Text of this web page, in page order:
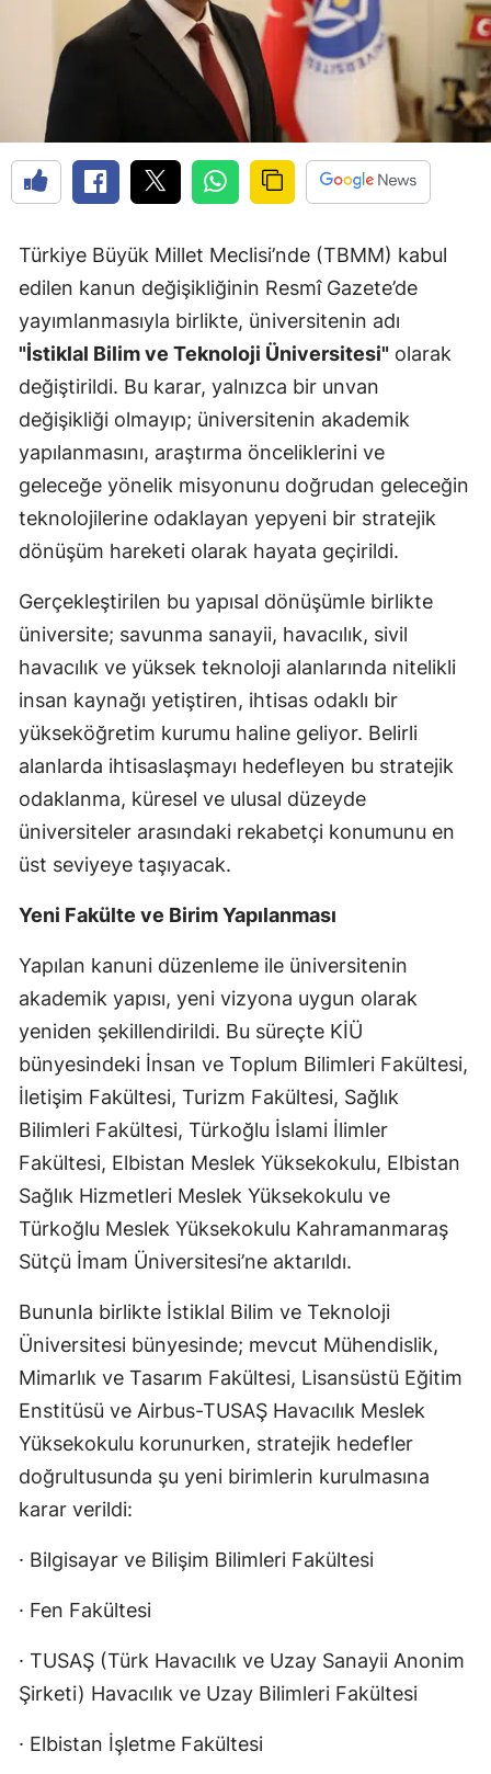
Türkiye Büyük Millet Meclisi’nde (TBMM) kabul
edilen kanun değişikliğinin Resmî Gazete’de
yayımlanmasıyla birlikte, üniversitenin adı
"İstiklal Bilim ve Teknoloji Üniversitesi" olarak
değiştirildi. Bu karar, yalnızca bir unvan
değişikliği olmayıp; üniversitenin akademik
yapılanmasını, araştırma önceliklerini ve
geleceğe yönelik misyonunu doğrudan geleceğin
teknolojilerine odaklayan yepyeni bir stratejik
dönüşüm hareketi olarak hayata geçirildi.
Gerçekleştirilen bu yapısal dönüşümle birlikte
üniversite; savunma sanayii, havacılık, sivil
havacılık ve yüksek teknoloji alanlarında nitelikli
insan kaynağı yetiştiren, ihtisas odaklı bir
yükseköğretim kurumu haline geliyor. Belirli
alanlarda ihtisaslaşmayı hedefleyen bu stratejik
odaklanma, küresel ve ulusal düzeyde
üniversiteler arasındaki rekabetçi konumunu en
üst seviyeye taşıyacak.
Yeni Fakülte ve Birim Yapılanması
Yapılan kanuni düzenleme ile üniversitenin
akademik yapısı, yeni vizyona uygun olarak
yeniden şekillendirildi. Bu süreçte KİÜ
bünyesindeki İnsan ve Toplum Bilimleri Fakültesi,
İletişim Fakültesi, Turizm Fakültesi, Sağlık
Bilimleri Fakültesi, Türkoğlu İslami İlimler
Fakültesi, Elbistan Meslek Yüksekokulu, Elbistan
Sağlık Hizmetleri Meslek Yüksekokulu ve
Türkoğlu Meslek Yüksekokulu Kahramanmaraş
Sütçü İmam Üniversitesi’ne aktarıldı.
Bununla birlikte İstiklal Bilim ve Teknoloji
Üniversitesi bünyesinde; mevcut Mühendislik,
Mimarlık ve Tasarım Fakültesi, Lisansüstü Eğitim
Enstitüsü ve Airbus-TUSAŞ Havacılık Meslek
Yüksekokulu korunurken, stratejik hedefler
doğrultusunda şu yeni birimlerin kurulmasına
karar verildi:
· Bilgisayar ve Bilişim Bilimleri Fakültesi
· Fen Fakültesi
· TUSAŞ (Türk Havacılık ve Uzay Sanayii Anonim
Şirketi) Havacılık ve Uzay Bilimleri Fakültesi
· Elbistan İşletme Fakültesi